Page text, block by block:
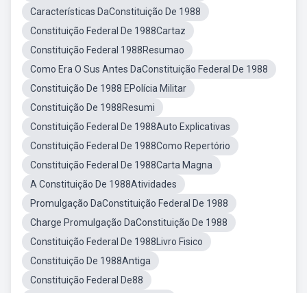
Características DaConstituição De 1988
Constituição Federal De 1988Cartaz
Constituição Federal 1988Resumao
Como Era O Sus Antes DaConstituição Federal De 1988
Constituição De 1988 EPolícia Militar
Constituição De 1988Resumi
Constituição Federal De 1988Auto Explicativas
Constituição Federal De 1988Como Repertório
Constituição Federal De 1988Carta Magna
A Constituição De 1988Atividades
Promulgação DaConstituição Federal De 1988
Charge Promulgação DaConstituição De 1988
Constituição Federal De 1988Livro Fisico
Constituição De 1988Antiga
Constituição Federal De88